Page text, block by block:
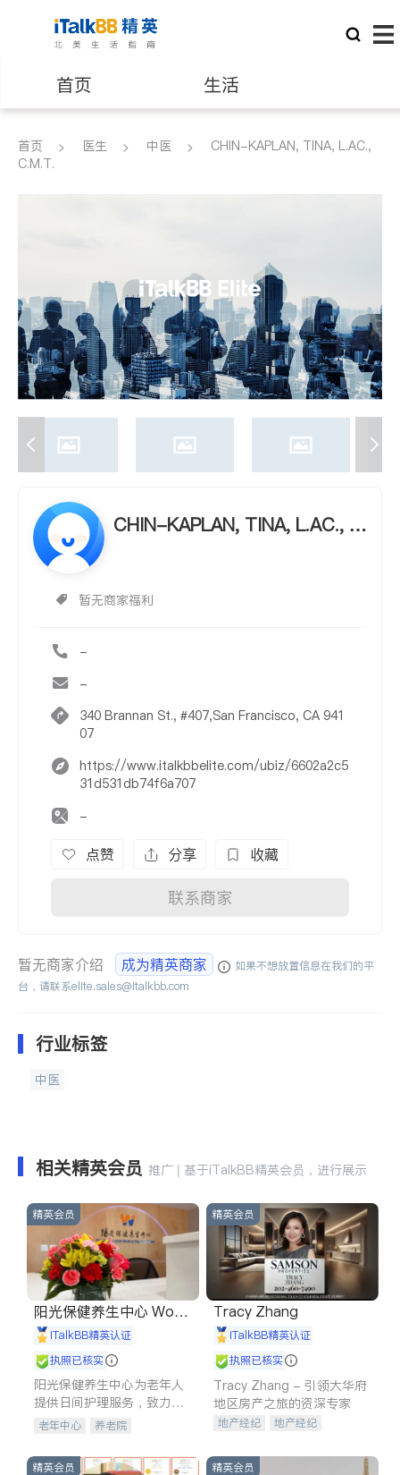
首页 生活
医生 律师
养老 非盈利组织
首页 医生 中医
CHIN-KAPLAN, TINA, L.AC.,
C.M.T.
CHIN-KAPLAN, TINA, L.AC., C.
暂无商家福利
-
-
340 Brannan St., #407,San Francisco, CA 941
07
https://www.italkbbelite.com/ubiz/6602a2c5
31d531db74f6a707
-
点赞 分享 收藏
联系商家
暂无商家介绍 成为精英商家
如果不想放置信息在我们的平
台，请联系elite.sales@italkbb.com
行业标签
中医
相关精英会员 推广 | 基于iTalkBB精英会员，进行展示
精英会员
阳光保健养生中心 World
shine
iTalkBB精英认证
执照已核实
阳光保健养生中心为老年人
提供日间护理服务，致力于
通过持续的护理创新来有效
老年中心 养老院
精英会员
Tracy Zhang
iTalkBB精英认证
执照已核实
Tracy Zhang - 引领大华府
地区房产之旅的资深专家
地产经纪
地产经纪
商铺租售
精英会员 精英会员